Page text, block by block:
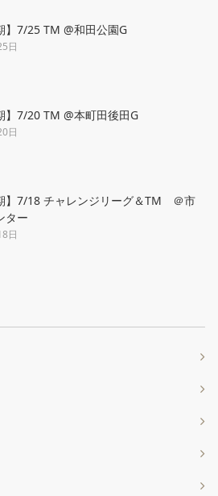
】7/25 TM @和田公園G
日
】7/20 TM @本町田後田G
日
】7/18 チャレンジリーグ＆TM ＠市
ター
日